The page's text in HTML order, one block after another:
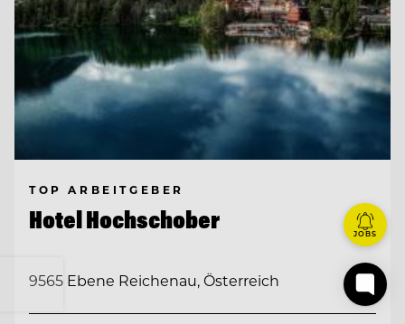
TOP ARBEITGEBER
Hotel Hochschober
9565 Ebene Reichenau, Österreich
JOBS